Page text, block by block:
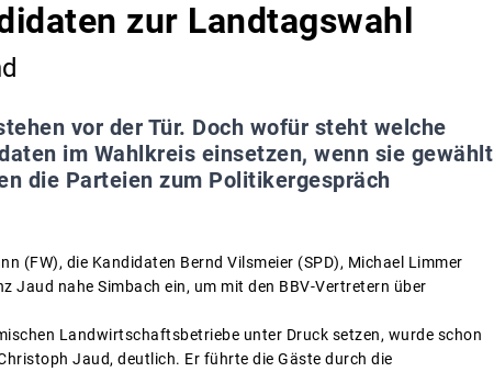
zur Landtagswahl
vor der Tür. Doch wofür steht welche
im Wahlkreis einsetzen, wenn sie gewählt
die Parteien zum Politikergespräch
(FW), die Kandidaten Bernd Vilsmeier (SPD), Michael Limmer
Jaud nahe Simbach ein, um mit den BBV-Vertretern über
Landwirtschaftsbetriebe unter Druck setzen, wurde schon
Jaud, deutlich. Er führte die Gäste durch die